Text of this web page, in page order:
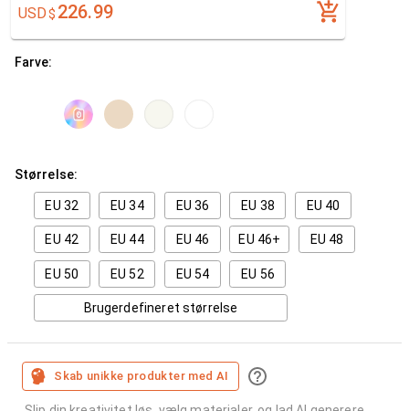
USD$ 226.99
Farve:
Størrelse:
EU 32 EU 34 EU 36 EU 38 EU 40
EU 42 EU 44 EU 46 EU 46+ EU 48
EU 50 EU 52 EU 54 EU 56
Brugerdefineret størrelse
Skab unikke produkter med AI